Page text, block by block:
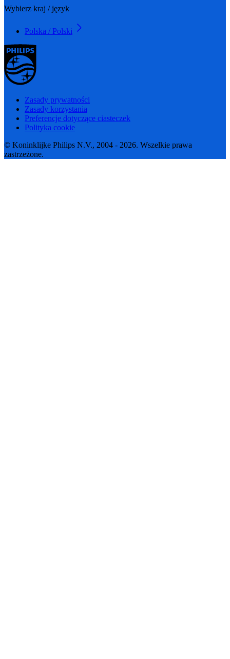
Wybierz kraj / język
Polska / Polski
Zasady prywatności
Zasady korzystania
Preferencje dotyczące ciasteczek
Polityka cookie
© Koninklijke Philips N.V., 2004 - 2026. Wszelkie prawa
zastrzeżone.